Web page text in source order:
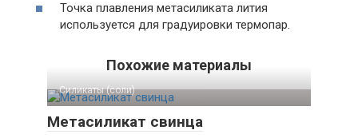
Точка плавления метасиликата лития
используется для градуировки термопар.
Похожие материалы
Силикаты (соли)‎
Метасиликат свинца